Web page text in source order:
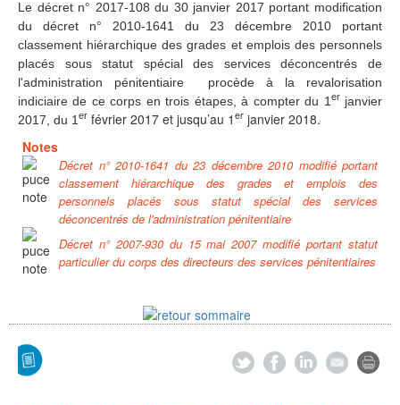
Le décret n° 2017-108 du 30 janvier 2017 portant modification
du décret n° 2010-1641 du 23 décembre 2010 portant
classement hiérarchique des grades et emplois des personnels
placés sous statut spécial des services déconcentrés de
l'administration pénitentiaire procède à la revalorisation
indiciaire de ce corps en trois étapes, à compter du 1 erjanvier
2017, du 1 er février 2017 et jusqu’au 1 er janvier 2018.
Notes
Décret n° 2010-1641 du 23 décembre 2010 modifié portant
classement hiérarchique des grades et emplois des
personnels placés sous statut spécial des services
déconcentrés de l'administration pénitentiaire
Décret n° 2007-930 du 15 mai 2007 modifié portant statut
particulier du corps des directeurs des services pénitentiaires